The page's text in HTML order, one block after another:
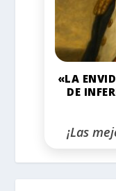
«LA
DE
¡Las